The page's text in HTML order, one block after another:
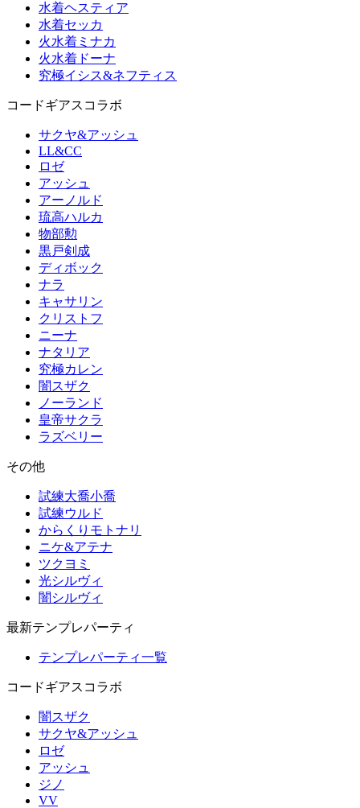
水着ヘスティア
水着セッカ
火水着ミナカ
火水着ドーナ
究極イシス&ネフティス
コードギアスコラボ
サクヤ&アッシュ
LL&CC
ロゼ
アッシュ
アーノルド
琉高ハルカ
物部勲
黒戸剣成
ディボック
ナラ
キャサリン
クリストフ
ニーナ
ナタリア
究極カレン
闇スザク
ノーランド
皇帝サクラ
ラズベリー
その他
試練大喬小喬
試練ウルド
からくりモトナリ
ニケ&アテナ
ツクヨミ
光シルヴィ
闇シルヴィ
最新テンプレパーティ
テンプレパーティ一覧
コードギアスコラボ
闇スザク
サクヤ&アッシュ
ロゼ
アッシュ
ジノ
VV